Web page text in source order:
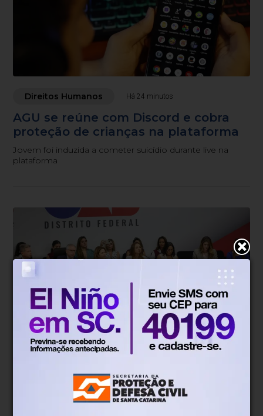
Direitos Humanos Há 24 minutos
AGU se reúne com Discord e cobra
proteção de crianças na plataforma
Jovem foi induzida a cometer suicídio durante live na
plataforma
Direitos Humanos Há 5 horas
OAB/DF lança "violentômetro" sobre
Objetivo da ferramenta é alertar para os primeiros sinais